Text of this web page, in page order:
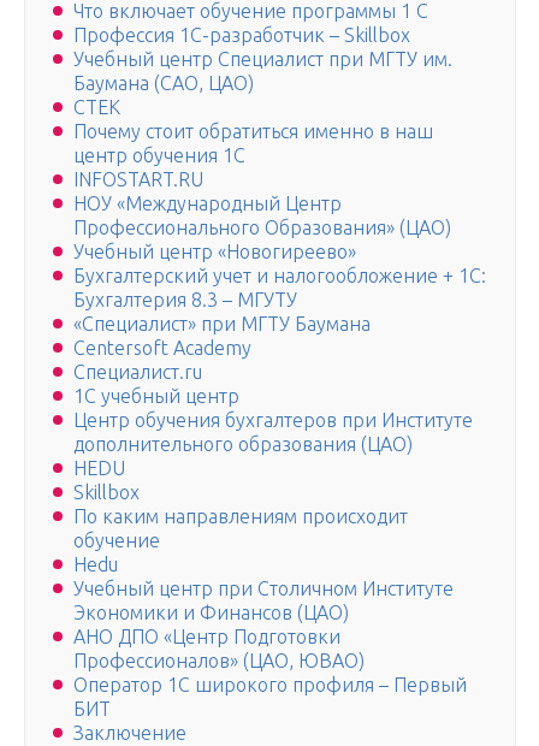
Что включает обучение программы 1 С
Профессия 1С-разработчик – Skillbox
Учебный центр Специалист при МГТУ им.
Баумана (САО, ЦАО)
СТЕК
Почему стоит обратиться именно в наш
центр обучения 1С
INFOSTART.RU
НОУ «Международный Центр
Профессионального Образования» (ЦАО)
Учебный центр «Новогиреево»
Бухгалтерский учет и налогообложение + 1С:
Бухгалтерия 8.3 – МГУТУ
«Специалист» при МГТУ Баумана
Centersoft Academy
Специалист.ru
1С учебный центр
Центр обучения бухгалтеров при Институте
дополнительного образования (ЦАО)
HEDU
Skillbox
По каким направлениям происходит
обучение
Hedu
Учебный центр при Столичном Институте
Экономики и Финансов (ЦАО)
АНО ДПО «Центр Подготовки
Профессионалов» (ЦАО, ЮВАО)
Оператор 1С широкого профиля – Первый
БИТ
Заключение